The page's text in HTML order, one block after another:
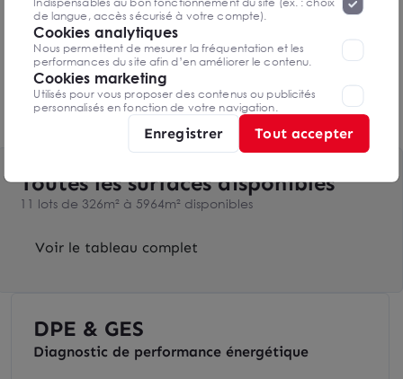
Parkings pour deux roues accessibles
Arrêts de bus à proximité
Accès facile au train
Toutes les surfaces disponibles
11 lots de 326m² à 5964m² disponibles
Voir le tableau complet
DPE & GES
Diagnostic de performance énergétique
peut être amenée à déposer des cookies. Vous avez la
possibilité de désactiver les cookies, ces réglages ne seront
valables que sur le navigateur que vous utilisez actuellement
de langue, accès sécurisé à votre compte).
Cookies analytiques
Nous permettent de mesurer la fréquentation et les
performances du site afin d’en améliorer le contenu.
Cookies marketing
Utilisés pour vous proposer des contenus ou publicités
personnalisés en fonction de votre navigation.
Enregistrer Tout accepter